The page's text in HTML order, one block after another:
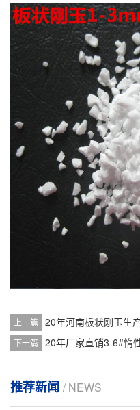
上一篇 20年河南板状刚玉生
下一篇 20年厂家直销3-6#惰
推荐新闻 / NEWS